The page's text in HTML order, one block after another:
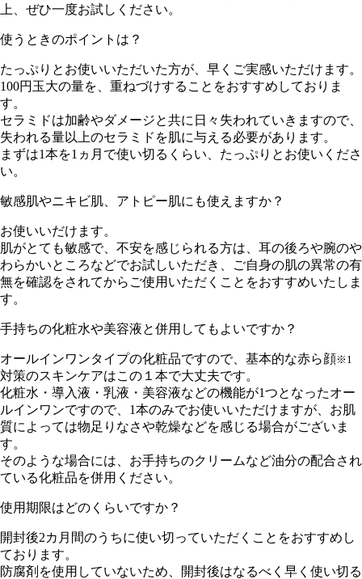
上、ぜひ一度お試しください。
使うときのポイントは？
たっぷりとお使いいただいた方が、早くご実感いただけます。
100円玉大の量を、重ねづけすることをおすすめしておりま
す。
セラミドは加齢やダメージと共に日々失われていきますので、
失われる量以上のセラミドを肌に与える必要があります。
まずは1本を1ヵ月で使い切るくらい、たっぷりとお使いくださ
い。
敏感肌やニキビ肌、アトピー肌にも使えますか？
お使いいだけます。
肌がとても敏感で、不安を感じられる方は、耳の後ろや腕のや
わらかいところなどでお試しいただき、ご自身の肌の異常の有
無を確認をされてからご使用いただくことをおすすめいたしま
す。
手持ちの化粧水や美容液と併用してもよいですか？
オールインワンタイプの化粧品ですので、基本的な赤ら顔※1
対策のスキンケアはこの１本で大丈夫です。
化粧水・導入液・乳液・美容液などの機能が1つとなったオー
ルインワンですので、1本のみでお使いいただけますが、お肌
質によっては物足りなさや乾燥などを感じる場合がございま
す。
そのような場合には、お手持ちのクリームなど油分の配合され
ている化粧品を併用ください。
使用期限はどのくらいですか？
開封後2カ月間のうちに使い切っていただくことをおすすめし
ております。
防腐剤を使用していないため、開封後はなるべく早く使い切る